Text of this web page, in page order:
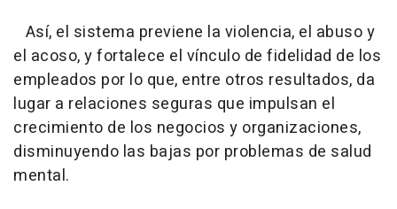
Así, el sistema previene la violencia, el abuso y
el acoso, y fortalece el vínculo de fidelidad de los
empleados por lo que, entre otros resultados, da
lugar a relaciones seguras que impulsan el
crecimiento de los negocios y organizaciones,
disminuyendo las bajas por problemas de salud
mental.